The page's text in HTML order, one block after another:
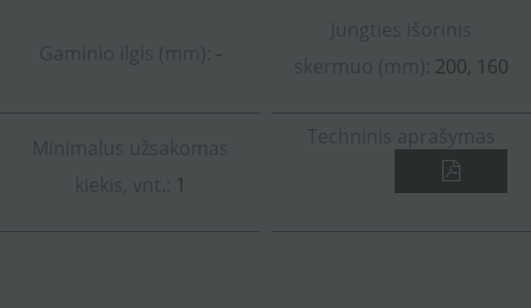
Gaminio ilgis (mm): -
Jungties išorinis
skermuo (mm): 200, 160
Minimalus užsakomas
kiekis, vnt.: 1
Techninis aprašymas